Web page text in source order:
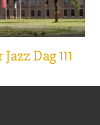
Dag 111